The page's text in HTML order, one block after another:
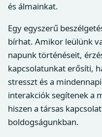
és álmainkat.
Egy egyszerű
bírhat. Amikor leülünk
napunk történéseit,
kapcsolatunkat erősíti,
stresszt és a
interakciók segítenek a
hiszen a társas
boldogságunkban.